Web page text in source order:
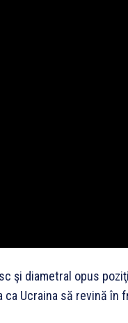
şi diametral opus
ca Ucraina să revină în